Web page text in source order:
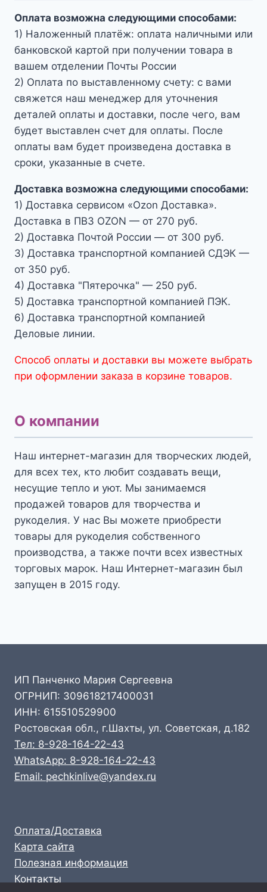
Оплата возможна следующими способами:
1) Наложенный платёж: оплата наличными или
банковской картой при получении товара в
вашем отделении Почты России
2) Оплата по выставленному счету: с вами
свяжется наш менеджер для уточнения
деталей оплаты и доставки, после чего, вам
будет выставлен счет для оплаты. После
оплаты вам будет произведена доставка в
сроки, указанные в счете.
Доставка возможна следующими способами:
1) Доставка сервисом «Ozon Доставка».
Доставка в ПВЗ OZON — от 270 руб.
2) Доставка Почтой России — от 300 руб.
3) Доставка транспортной компанией СДЭК —
от 350 руб.
4) Доставка "Пятерочка" — 250 руб.
5) Доставка транспортной компанией ПЭК.
6) Доставка транспортной компанией
Деловые линии.
Способ оплаты и доставки вы можете выбрать
при оформлении заказа в корзине товаров.
О компании
Наш интернет-магазин для творческих людей,
для всех тех, кто любит создавать вещи,
несущие тепло и уют. Мы занимаемся
продажей товаров для творчества и
рукоделия. У нас Вы можете приобрести
товары для рукоделия собственного
производства, а также почти всех известных
торговых марок. Наш Интернет-магазин был
запущен в 2015 году.
ИП Панченко Мария Сергеевна
ОГРНИП: 309618217400031
ИНН: 615510529900
Ростовская обл., г.Шахты, ул. Советская, д.182
Тел: 8-928-164-22-43
WhatsApp: 8-928-164-22-43
Email: pechkinlive@yandex.ru
Оплата/Доставка
Карта сайта
Полезная информация
Контакты